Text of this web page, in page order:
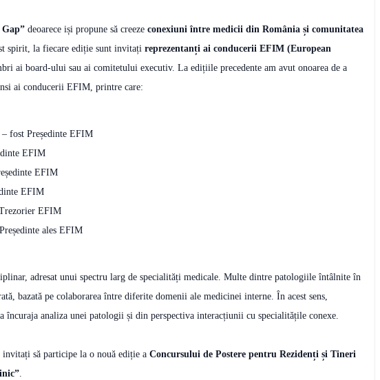
deoarece iși propune să creeze conexiuni între medicii din România și comunitatea
spirit, la fiecare ediție sunt invitați reprezentanți ai conducerii EFIM (European
ai board-ului sau ai comitetului executiv. La edițiile precedente am avut onoarea de a
ai conducerii EFIM, printre care:
fost Președinte EFIM
EFIM
EFIM
EFIM
EFIM
ales EFIM
adresat unui spectru larg de specialități medicale. Multe dintre patologiile întâlnite în
bazată pe colaborarea între diferite domenii ale medicinei interne. În acest sens,
analiza unei patologii și din perspectiva interacțiunii cu specialitățile conexe.
să participe la o nouă ediție a Concursului de Postere pentru Rezidenți și Tineri
.